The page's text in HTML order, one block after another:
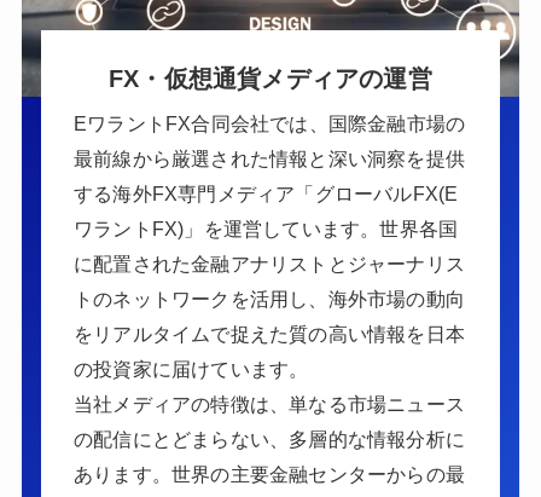
FX・仮想通貨メディアの運営
EワラントFX合同会社では、国際金融市場の
最前線から厳選された情報と深い洞察を提供
する海外FX専門メディア「グローバルFX(E
ワラントFX)」を運営しています。世界各国
に配置された金融アナリストとジャーナリス
トのネットワークを活用し、海外市場の動向
をリアルタイムで捉えた質の高い情報を日本
の投資家に届けています。
当社メディアの特徴は、単なる市場ニュース
の配信にとどまらない、多層的な情報分析に
あります。世界の主要金融センターからの最